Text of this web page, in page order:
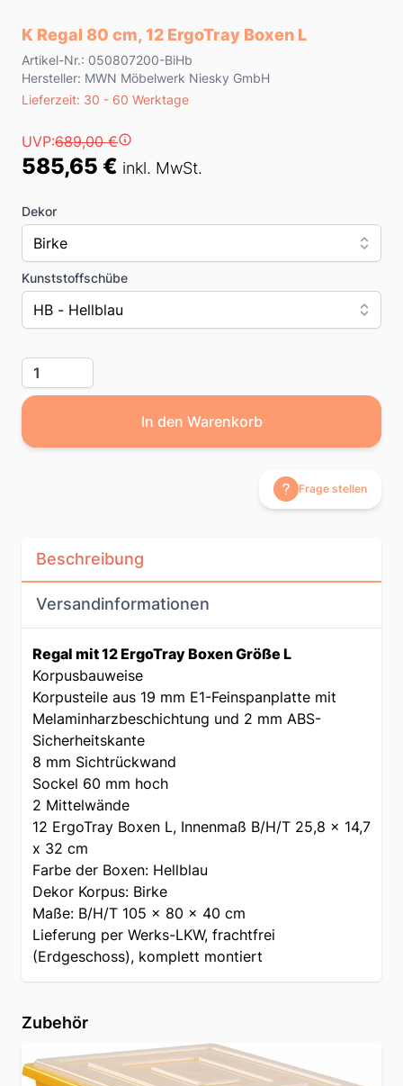
K Regal 80 cm, 12 ErgoTray Boxen L
Product information
Artikel-Nr.: 050807200-BiHb
Hersteller: MWN Möbelwerk Niesky GmbH
Lieferzeit
Lieferzeit: 30 - 60 Werktage
Preis
UVP:689,00 €
585,65 € inkl. MwSt.
Dekor
Birke
Kunststoffschübe
HB - Hellblau
Menge
In den Warenkorb
Frage stellen
Beschreibung
Versandinformationen
Regal mit 12 ErgoTray Boxen Größe L
Korpusbauweise
Korpusteile aus 19 mm E1-Feinspanplatte mit
Melaminharzbeschichtung und 2 mm ABS-
Sicherheitskante
8 mm Sichtrückwand
Sockel 60 mm hoch
2 Mittelwände
12 ErgoTray Boxen L, Innenmaß B/H/T 25,8 x 14,7
x 32 cm
Farbe der Boxen: Hellblau
Dekor Korpus: Birke
Maße: B/H/T 105 x 80 x 40 cm
Lieferung per Werks-LKW, frachtfrei
(Erdgeschoss), komplett montiert
Zubehör